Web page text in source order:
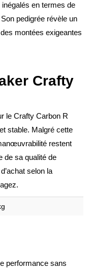
en termes de
pedigrée révèle un
montées exigeantes
Crafty
le Crafty Carbon R
stable. Malgré cette
restent
de sa qualité de
selon la
performance sans